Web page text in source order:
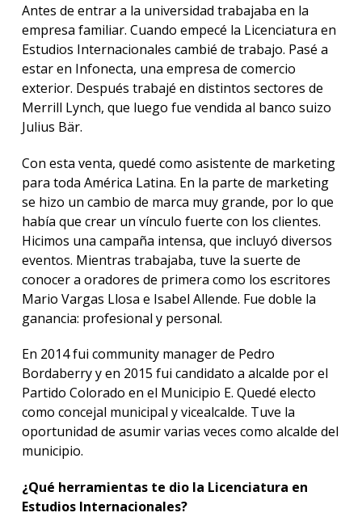
Antes de entrar a la universidad trabajaba en la
empresa familiar. Cuando empecé la Licenciatura en
Estudios Internacionales cambié de trabajo. Pasé a
estar en Infonecta, una empresa de comercio
exterior. Después trabajé en distintos sectores de
Merrill Lynch, que luego fue vendida al banco suizo
Julius Bär.
Con esta venta, quedé como asistente de marketing
para toda América Latina. En la parte de marketing
se hizo un cambio de marca muy grande, por lo que
había que crear un vínculo fuerte con los clientes.
Hicimos una campaña intensa, que incluyó diversos
eventos. Mientras trabajaba, tuve la suerte de
conocer a oradores de primera como los escritores
Mario Vargas Llosa e Isabel Allende. Fue doble la
ganancia: profesional y personal.
En 2014 fui community manager de Pedro
Bordaberry y en 2015 fui candidato a alcalde por el
Partido Colorado en el Municipio E. Quedé electo
como concejal municipal y vicealcalde. Tuve la
oportunidad de asumir varias veces como alcalde del
municipio.
¿Qué herramientas te dio la Licenciatura en
Estudios Internacionales?